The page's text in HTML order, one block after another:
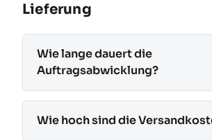
Lieferung
Wie lange dauert die
Auftragsabwicklung?
Wie hoch sind die